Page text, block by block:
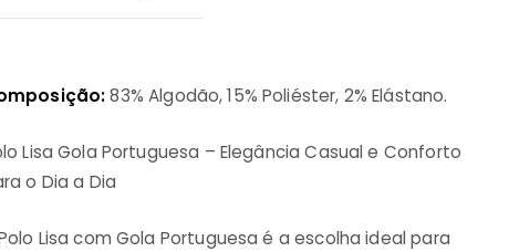
83% Algodão, 15% Poliéster, 2% Elástano.
Lisa Gola Portuguesa – Elegância Casual e Conforto
o Dia a Dia
Lisa com Gola Portuguesa é a escolha ideal para